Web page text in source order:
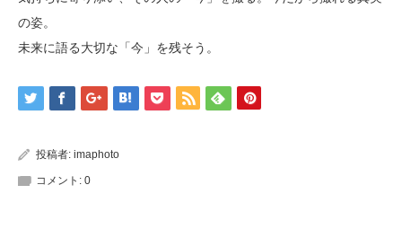
の姿。
未来に語る大切な「今」を残そう。
投稿者: imaphoto
コメント: 0